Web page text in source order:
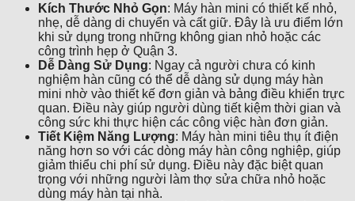
Kích Thước Nhỏ Gọn: Máy hàn mini có thiết kế nhỏ,
nhẹ, dễ dàng di chuyển và cất giữ. Đây là ưu điểm lớn
khi sử dụng trong những không gian nhỏ hoặc các
công trình hẹp ở Quận 3.
Dễ Dàng Sử Dụng: Ngay cả người chưa có kinh
nghiệm hàn cũng có thể dễ dàng sử dụng máy hàn
mini nhờ vào thiết kế đơn giản và bảng điều khiển trực
quan. Điều này giúp người dùng tiết kiệm thời gian và
công sức khi thực hiện các công việc hàn đơn giản.
Tiết Kiệm Năng Lượng: Máy hàn mini tiêu thụ ít điện
năng hơn so với các dòng máy hàn công nghiệp, giúp
giảm thiểu chi phí sử dụng. Điều này đặc biệt quan
trọng với những người làm thợ sửa chữa nhỏ hoặc
dùng máy hàn tại nhà.